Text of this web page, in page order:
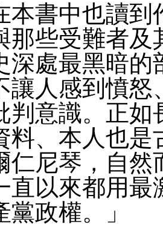
本書中也讀到
那些受難者及
深處最黑暗的
讓人感到憤怒
判意識。正如
料、本人也是
仁尼琴，自然
直以來都用最
政權。」